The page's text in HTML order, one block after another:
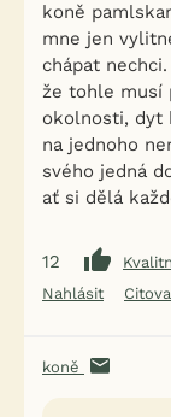
koně
mne jen
chápat
že tohle musí
okolnosti, dyt
na jednoho
svého jedná
ať si dělá
12
Nahlásit
koně